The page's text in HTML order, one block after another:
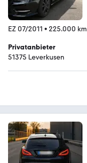
EZ 07/2011 • 225.000 km
Privatanbieter
51375 Leverkusen